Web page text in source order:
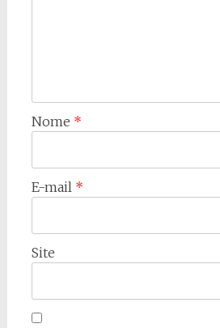
Nome *
E-mail *
Site